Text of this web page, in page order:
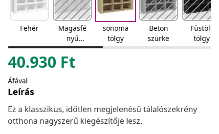
Fehér
Magasfé
nyű
fehér
sonoma
tölgy
Beton
szürke
Füstölt
tölgy
40.930 Ft
Áfával
Leírás
Ez a klasszikus, időtlen megjelenésű tálalószekrény
otthona nagyszerű kiegészítője lesz.